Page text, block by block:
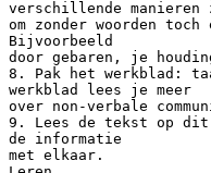
verschillende
om zonder woorden
Bijvoorbeeld
door gebaren, je
8. Pak het werkblad:
werkblad lees je meer
over non-verbale
9. Lees de tekst op dit
de informatie
met elkaar.